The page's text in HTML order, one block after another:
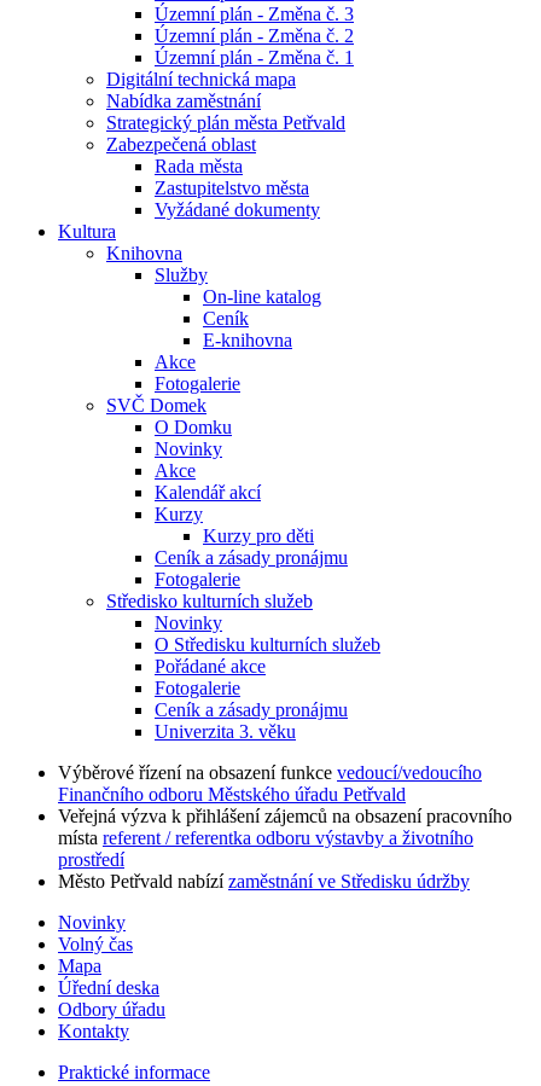
Územní plán - Změna č. 3
Územní plán - Změna č. 2
Územní plán - Změna č. 1
Digitální technická mapa
Nabídka zaměstnání
Strategický plán města Petřvald
Zabezpečená oblast
Rada města
Zastupitelstvo města
Vyžádané dokumenty
Kultura
Knihovna
Služby
On-line katalog
Ceník
E-knihovna
Akce
Fotogalerie
SVČ Domek
O Domku
Novinky
Akce
Kalendář akcí
Kurzy
Kurzy pro děti
Ceník a zásady pronájmu
Fotogalerie
Středisko kulturních služeb
Novinky
O Středisku kulturních služeb
Pořádané akce
Fotogalerie
Ceník a zásady pronájmu
Univerzita 3. věku
Výběrové řízení na obsazení funkce vedoucí/vedoucího
Finančního odboru Městského úřadu Petřvald
Veřejná výzva k přihlášení zájemců na obsazení pracovního
místa referent / referentka odboru výstavby a životního
prostředí
Město Petřvald nabízízaměstnání ve Středisku údržby
Novinky
Volný čas
Mapa
Úřední deska
Odbory úřadu
Kontakty
Praktické informace